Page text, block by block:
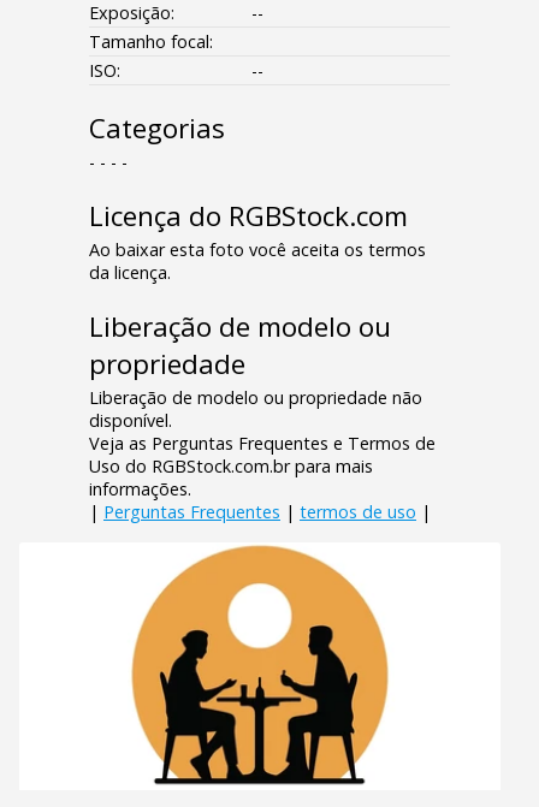
Exposição:
--
Tamanho focal:
ISO:
--
Categorias
- - - -
Licença do RGBStock.com
Ao baixar esta foto você aceita os termos
da licença.
Liberação de modelo ou
propriedade
Liberação de modelo ou propriedade não
disponível.
Veja as Perguntas Frequentes e Termos de
Uso do RGBStock.com.br para mais
informações.
| Perguntas Frequentes | termos de uso |